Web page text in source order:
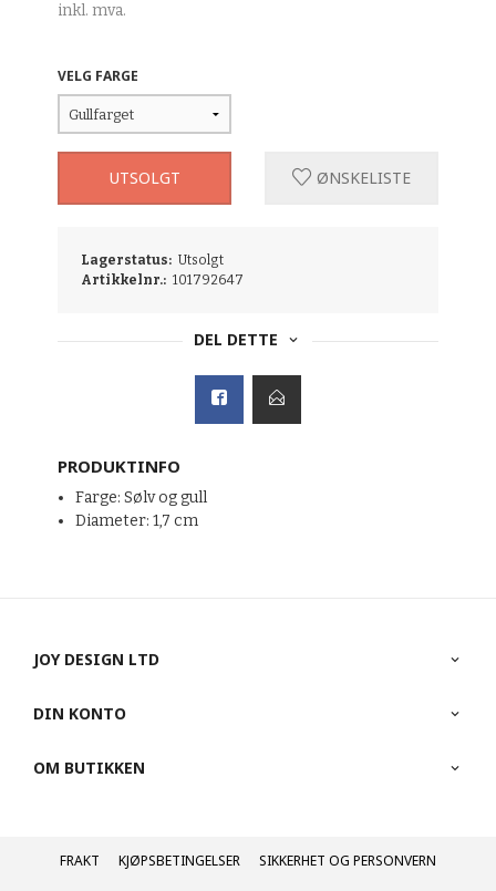
inkl. mva.
VELG FARGE
UTSOLGT ØNSKELISTE
Lagerstatus: Utsolgt
Artikkelnr.: 101792647
DEL DETTE
PRODUKTINFO
Farge: Sølv og gull
Diameter: 1,7 cm
JOY DESIGN LTD
DIN KONTO
OM BUTIKKEN
FRAKT KJØPSBETINGELSER SIKKERHET OG PERSONVERN